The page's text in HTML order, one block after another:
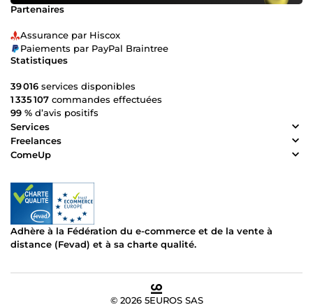
Partenaires
Assurance par Hiscox
Paiements par PayPal Braintree
Statistiques
39 016 services disponibles
1 335 107 commandes effectuées
99 % d’avis positifs
Services
Freelances
ComeUp
Adhère à la Fédération du e-commerce et de la vente à
distance (Fevad) et à sa charte qualité.
© 2026 5EUROS SAS